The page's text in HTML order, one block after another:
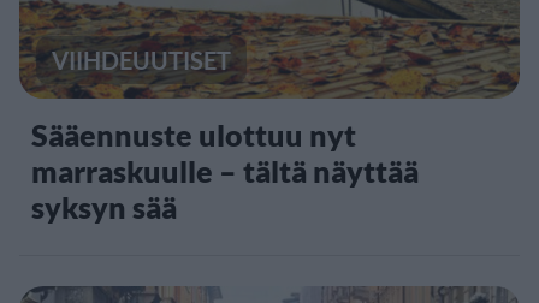
VIIHDEUUTISET
Sääennuste ulottuu nyt
marraskuulle – tältä näyttää
syksyn sää